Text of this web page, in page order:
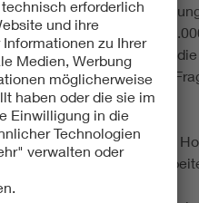
für
mit mehr als
Forschung verfügt
Dr. Scheper klinische
an der Tierärztlichen
Als Tierärztin
an der MHH.